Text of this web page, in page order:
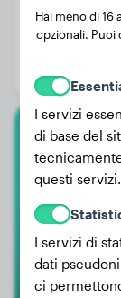
Peso:
Età:
Genere:
Hai meno di 16
opzionali. Puoi
I servizi
di base del
questi servizi.
I servizi di
dati
ci